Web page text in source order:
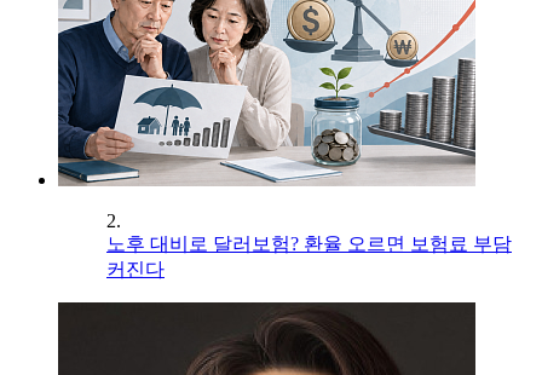
2.
노후 대비로 달러보험? 환율 오르면 보험료 부담
커진다